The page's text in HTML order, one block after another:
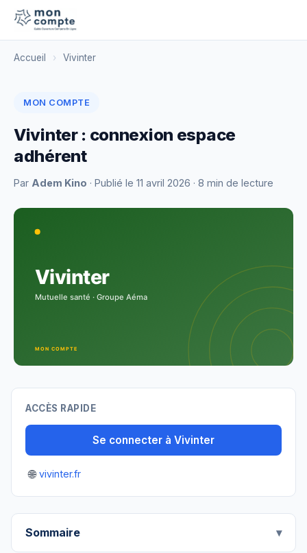
Accueil › Vivinter
MON COMPTE
Vivinter : connexion espace
adhérent
Par Adem Kino · Publié le 11 avril 2026 · 8 min de lecture
ACCÈS RAPIDE
Se connecter à Vivinter
🌐 vivinter.fr
Sommaire